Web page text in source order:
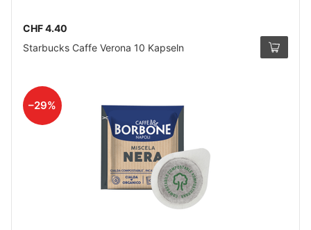
CHF 4.40
Starbucks Caffe Verona 10 Kapseln
–29%